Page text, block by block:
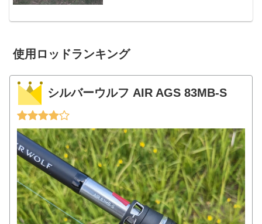
イズは皆無な状態。あれ・・・？？とい
使用ロッドランキング
シルバーウルフ AIR AGS 83MB-S